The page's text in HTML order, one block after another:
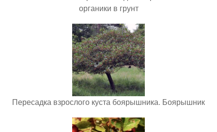
органики в грунт
Пересадка взрослого куста боярышника. Боярышник